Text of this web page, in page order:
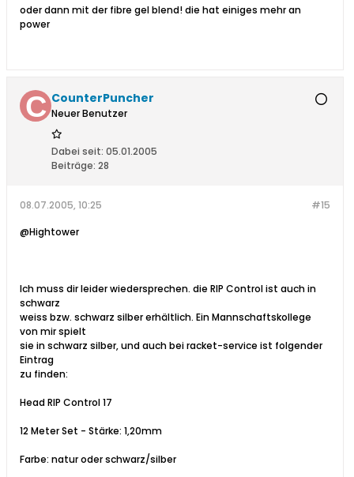
oder dann mit der fibre gel blend! die hat einiges mehr an
power
CounterPuncher
Neuer Benutzer
Dabei seit: 05.01.2005
Beiträge: 28
#15
08.07.2005, 10:25
@Hightower
Ich muss dir leider wiedersprechen. die RIP Control ist auch in
schwarz
weiss bzw. schwarz silber erhältlich. Ein Mannschaftskollege
von mir spielt
sie in schwarz silber, und auch bei racket-service ist folgender
Eintrag
zu finden:
Head RIP Control 17
12 Meter Set - Stärke: 1,20mm
Farbe: natur oder schwarz/silber